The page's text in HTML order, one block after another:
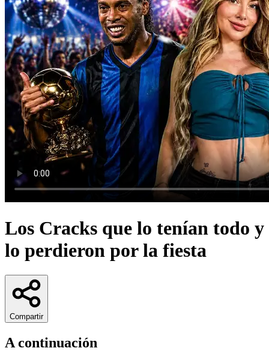
Los Cracks que lo tenían todo y
lo perdieron por la fiesta
Compartir
A continuación